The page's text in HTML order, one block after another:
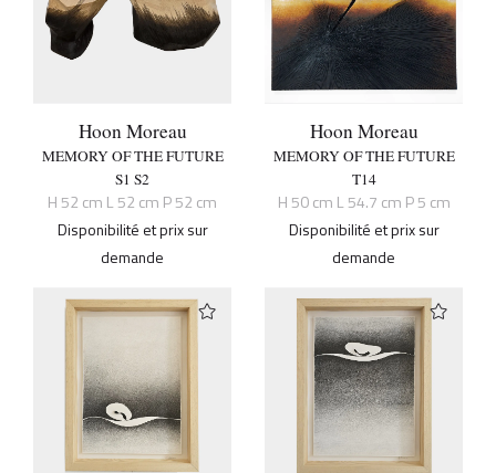
Hoon Moreau
MEMORY OF THE FUTURE
S1 S2
H 52 cm L 52 cm P 52 cm
Disponibilité et prix sur
demande
Hoon Moreau
MEMORY OF THE FUTURE
T14
H 50 cm L 54.7 cm P 5 cm
Disponibilité et prix sur
demande